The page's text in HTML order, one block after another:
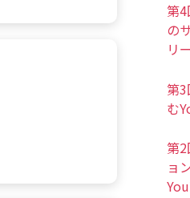
第
の
リ
第
む
第
ョ